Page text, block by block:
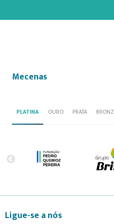
Mecenas
PLATINA OURO PRATA
Ligue-se a nós